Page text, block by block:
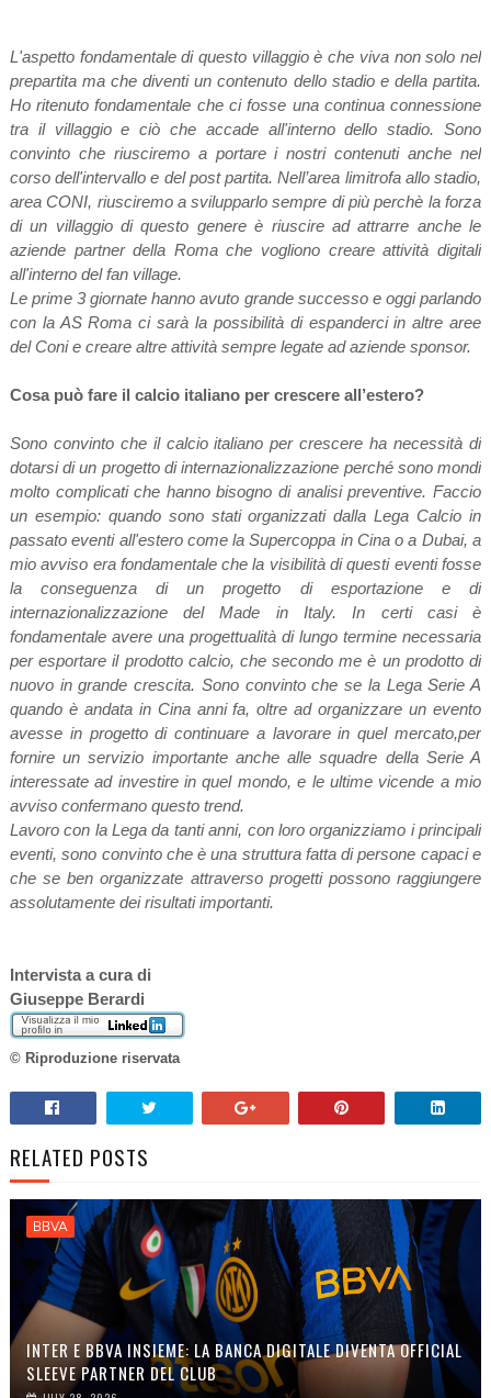
L'aspetto fondamentale di questo villaggio è che viva non solo nel
prepartita ma che diventi un contenuto dello stadio e della partita.
Ho ritenuto fondamentale che ci fosse una continua connessione
tra il villaggio e ciò che accade all'interno dello stadio. Sono
convinto che riusciremo a portare i nostri contenuti anche nel
corso dell'intervallo e del post partita. Nell’area limitrofa allo stadio,
area CONI, riusciremo a svilupparlo sempre di più perchè la forza
di un villaggio di questo genere è riuscire ad attrarre anche le
aziende partner della Roma che vogliono creare attività digitali
all'interno del fan village.
Le prime 3 giornate hanno avuto grande successo e oggi parlando
con la AS Roma ci sarà la possibilità di espanderci in altre aree
del Coni e creare altre attività sempre legate ad aziende sponsor.
Cosa può fare il calcio italiano per crescere all’estero?
Sono convinto che il calcio italiano per crescere ha necessità di
dotarsi di un progetto di internazionalizzazione perché sono mondi
molto complicati che hanno bisogno di analisi preventive. Faccio
un esempio: quando sono stati organizzati dalla Lega Calcio in
passato eventi all'estero come la Supercoppa in Cina o a Dubai, a
mio avviso era fondamentale che la visibilità di questi eventi fosse
la conseguenza di un progetto di esportazione e di
internazionalizzazione del Made in Italy. In certi casi è
fondamentale avere una progettualità di lungo termine necessaria
per esportare il prodotto calcio, che secondo me è un prodotto di
nuovo in grande crescita. Sono convinto che se la Lega Serie A
quando è andata in Cina anni fa, oltre ad organizzare un evento
avesse in progetto di continuare a lavorare in quel mercato,per
fornire un servizio importante anche alle squadre della Serie A
interessate ad investire in quel mondo, e le ultime vicende a mio
avviso confermano questo trend.
Lavoro con la Lega da tanti anni, con loro organizziamo i principali
eventi, sono convinto che è una struttura fatta di persone capaci e
che se ben organizzate attraverso progetti possono raggiungere
assolutamente dei risultati importanti.
Intervista a cura di
Giuseppe Berardi
© Riproduzione riservata
RELATED POSTS
BBVA
INTER E BBVA INSIEME: LA BANCA DIGITALE DIVENTA OFFICIAL
SLEEVE PARTNER DEL CLUB